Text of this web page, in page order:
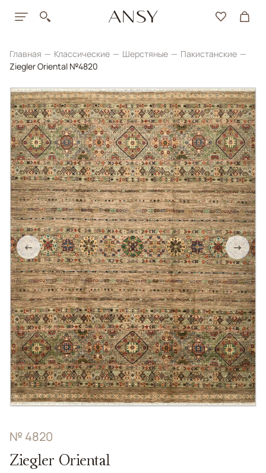
Главная Классические Шерстяные
Пакистанские
Ziegler Oriental №4820
← →
№ 4820
Ziegler Oriental